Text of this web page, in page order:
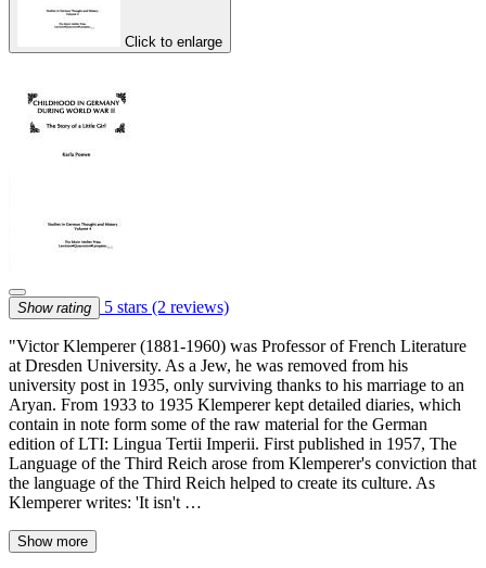
Click to enlarge
Show rating 5 stars (2 reviews)
"Victor Klemperer (1881-1960) was Professor of French Literature
at Dresden University. As a Jew, he was removed from his
university post in 1935, only surviving thanks to his marriage to an
Aryan. From 1933 to 1935 Klemperer kept detailed diaries, which
contain in note form some of the raw material for the German
edition of LTI: Lingua Tertii Imperii. First published in 1957, The
Language of the Third Reich arose from Klemperer's conviction that
the language of the Third Reich helped to create its culture. As
Klemperer writes: 'It isn't …
Show more